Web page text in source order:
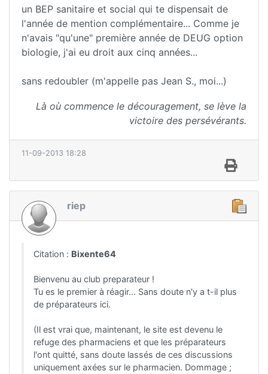
un BEP sanitaire et social qui te dispensait de
l'année de mention complémentaire... Comme je
n'avais "qu'une" première année de DEUG option
biologie, j'ai eu droit aux cinq années...
sans redoubler (m'appelle pas Jean S., moi...)
Là où commence le découragement, se lève la
victoire des persévérants.
11-09-2013 18:28
riep
Citation : Bixente64
Bienvenu au club preparateur !
Tu es le premier à réagir... Sans doute n'y a t-il plus
de préparateurs ici.
(Il est vrai que, maintenant, le site est devenu le
refuge des pharmaciens et que les préparateurs
l'ont quitté, sans doute lassés de ces discussions
uniquement axées sur le pharmacien. Dommage ;